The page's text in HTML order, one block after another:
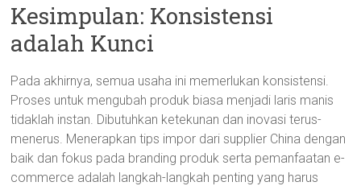
Kesimpulan: Konsistensi
adalah Kunci
Pada akhirnya, semua usaha ini memerlukan konsistensi.
Proses untuk mengubah produk biasa menjadi laris manis
tidaklah instan. Dibutuhkan ketekunan dan inovasi terus-
menerus. Menerapkan tips impor dari supplier China dengan
baik dan fokus pada branding produk serta pemanfaatan e-
commerce adalah langkah-langkah penting yang harus